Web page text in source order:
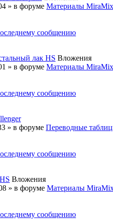
» в форуме Материалы MiraMix
сообщению
лак HS Вложения
» в форуме Материалы MiraMix
сообщению
» в форуме Переводные
сообщению
Вложения
» в форуме Материалы
сообщению